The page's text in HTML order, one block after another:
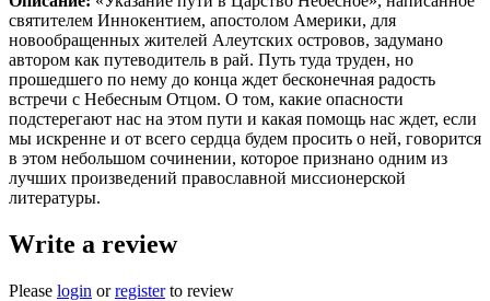
святителем Иннокентием, апостолом Америки, для
новообращенных жителей Алеутских островов, задумано
автором как путеводитель в рай. Путь туда труден, но
прошедшего по нему до конца ждет бесконечная радость
встречи с Небесным Отцом. О том, какие опасности
подстерегают нас на этом пути и какая помощь нас ждет, если
мы искренне и от всего сердца будем просить о ней, говорится
в этом небольшом сочинении, которое признано одним из
лучших произведений православной миссионерской
литературы.
Write a review
Please login orregisterto review